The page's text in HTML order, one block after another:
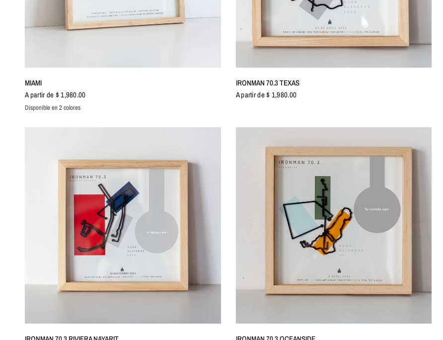
MIAMI
A partir de $ 1,980.00
AzulNaranja
Disponible en 2 colores
IRONMAN 70.3 TEXAS
A partir de $ 1,980.00